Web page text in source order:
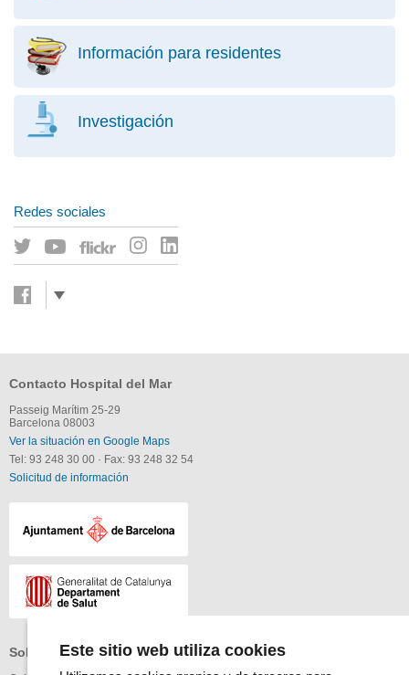
Información para residentes
Investigación
Redes sociales
Contacto Hospital del Mar
Passeig Marítim 25-29
Barcelona 08003
Ver la situación en Google Maps
Tel: 93 248 30 00 · Fax: 93 248 32 54
Solicitud de información
Sobre el Parque de Salud MAR Profesionales
Este sitio web utiliza cookies